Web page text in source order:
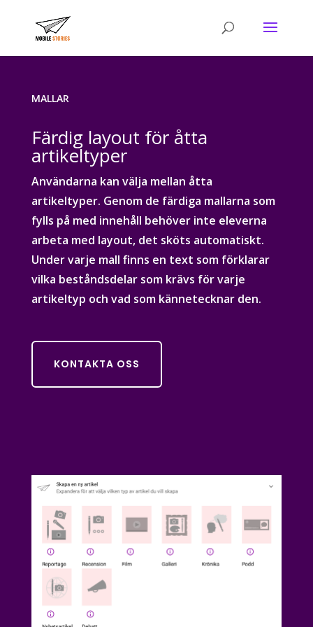
MALLAR
Färdig layout för åtta
artikeltyper
Användarna kan välja mellan åtta
artikeltyper. Genom de färdiga mallarna som
fylls på med innehåll behöver inte eleverna
arbeta med layout, det sköts automatiskt.
Under varje mall finns en text som förklarar
vilka beståndsdelar som krävs för varje
artikeltyp och vad som kännetecknar den.
KONTAKTA OSS